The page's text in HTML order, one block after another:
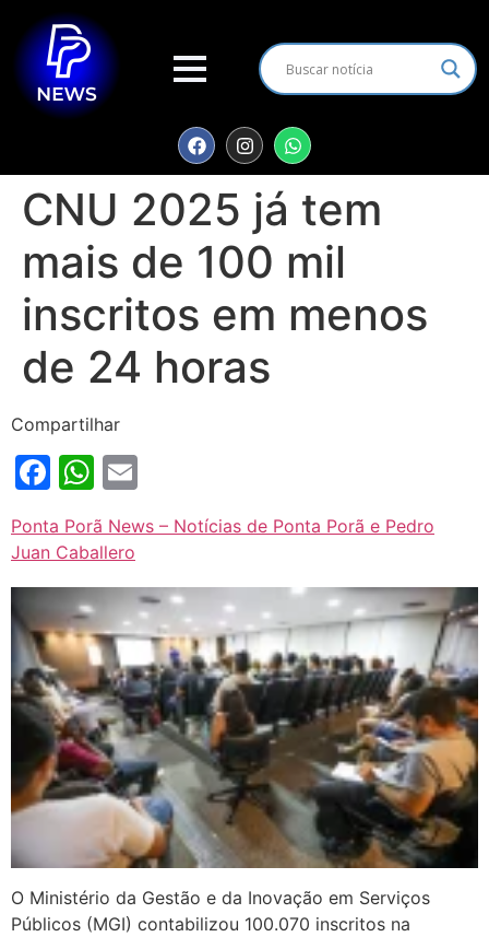
CNU 2025 já tem
mais de 100 mil
inscritos em menos
de 24 horas
Compartilhar
Facebook
WhatsApp
Ponta Porã News – Notícias de Ponta Porã e Pedro
Juan Caballero
O Ministério da Gestão e da Inovação em Serviços
Públicos (MGI) contabilizou 100.070 inscritos na